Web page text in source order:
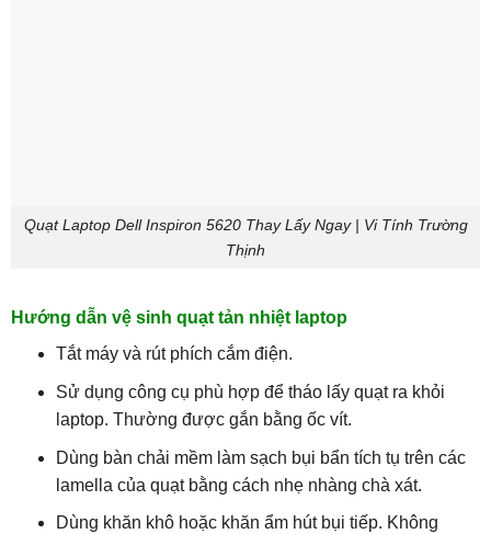
Quạt Laptop Dell Inspiron 5620 Thay Lấy Ngay | Vi Tính Trường
Thịnh
Hướng dẫn vệ sinh quạt tản nhiệt laptop
Tắt máy và rút phích cắm điện.
Sử dụng công cụ phù hợp để tháo lấy quạt ra khỏi
laptop. Thường được gắn bằng ốc vít.
Dùng bàn chải mềm làm sạch bụi bẩn tích tụ trên các
lamella của quạt bằng cách nhẹ nhàng chà xát.
Dùng khăn khô hoặc khăn ẩm hút bụi tiếp. Không